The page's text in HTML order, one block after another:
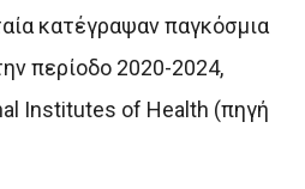
κατέγραψαν παγκόσμια
περίοδο 2020-2024,
Institutes of Health (πηγή